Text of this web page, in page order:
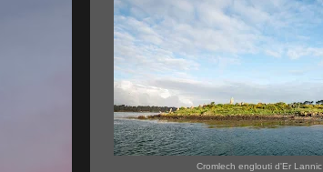
Cromlech englouti d'Er Lannic